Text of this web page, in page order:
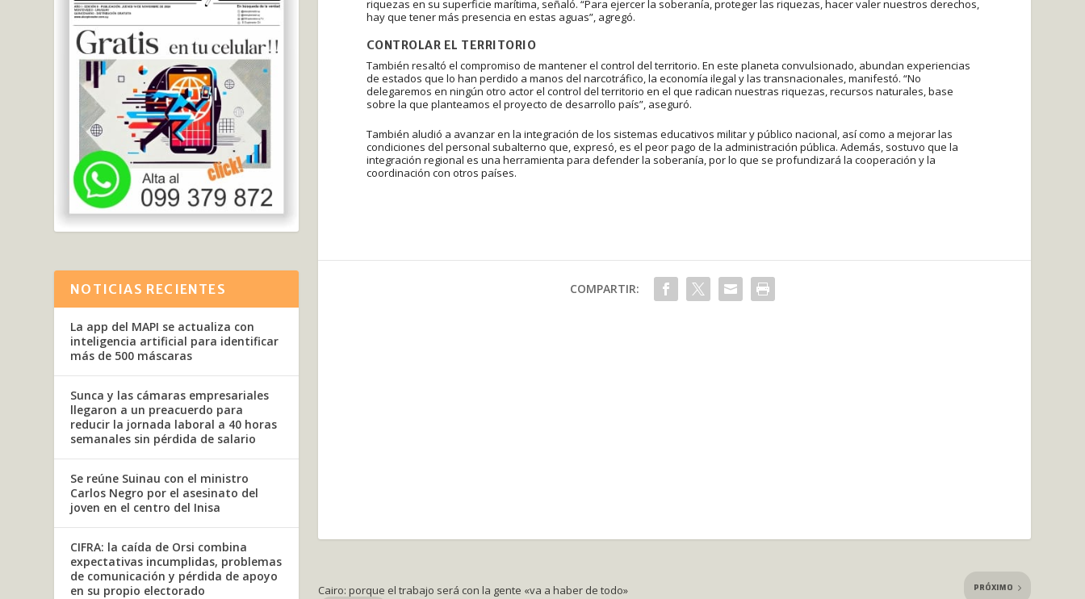
riquezas en su superficie marítima, señaló. “Para ejercer la soberanía, proteger las riquezas, hacer valer nuestros derechos,
hay que tener más presencia en estas aguas”, agregó.
CONTROLAR EL TERRITORIO
También resaltó el compromiso de mantener el control del territorio. En este planeta convulsionado, abundan experiencias
de estados que lo han perdido a manos del narcotráfico, la economía ilegal y las transnacionales, manifestó. “No
delegaremos en ningún otro actor el control del territorio en el que radican nuestras riquezas, recursos naturales, base
sobre la que planteamos el proyecto de desarrollo país”, aseguró.
También aludió a avanzar en la integración de los sistemas educativos militar y público nacional, así como a mejorar las
condiciones del personal subalterno que, expresó, es el peor pago de la administración pública. Además, sostuvo que la
integración regional es una herramienta para defender la soberanía, por lo que se profundizará la cooperación y la
coordinación con otros países.
COMPARTIR:
Cairo: porque el trabajo será con la gente «va a haber de todo» PRÓXIMO
NOTICIAS RECIENTES
La app del MAPI se actualiza con
inteligencia artificial para identificar
más de 500 máscaras
Sunca y las cámaras empresariales
llegaron a un preacuerdo para
reducir la jornada laboral a 40 horas
semanales sin pérdida de salario
Se reúne Suinau con el ministro
Carlos Negro por el asesinato del
joven en el centro del Inisa
CIFRA: la caída de Orsi combina
expectativas incumplidas, problemas
de comunicación y pérdida de apoyo
en su propio electorado